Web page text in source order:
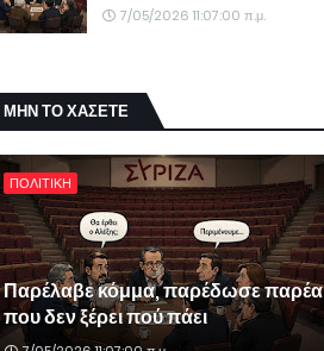
7/05/2026 11:07:00 π.μ.
ΜΗΝ ΤΟ ΧΑΣΕΤΕ
ΠΟΛΙΤΙΚΗ
Παρέλαβε κόμμα, παρέδωσε παρέα
που δεν ξέρει πού πάει